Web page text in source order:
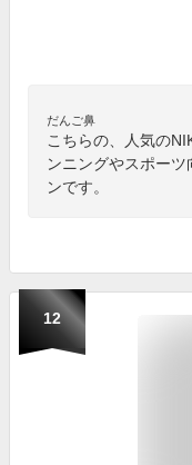
だんご鼻
こちらの、人気の
ンニングやスポー
ンです。
12